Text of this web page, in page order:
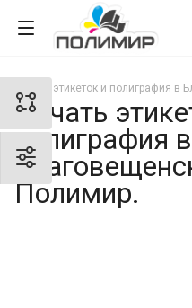
Печать этикеток и полиграфия
Печать
полиграфия в
Полимир.